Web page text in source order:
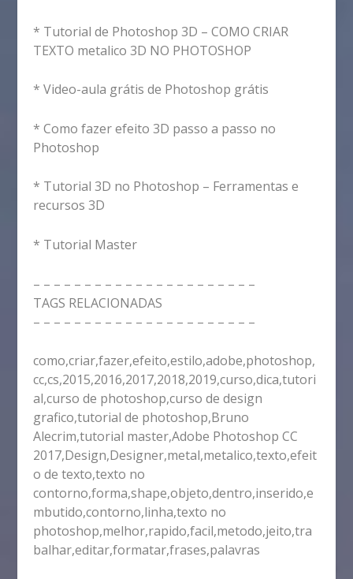
* Tutorial de Photoshop 3D – COMO CRIAR
TEXTO metalico 3D NO PHOTOSHOP
* Video-aula grátis de Photoshop grátis
* Como fazer efeito 3D passo a passo no
Photoshop
* Tutorial 3D no Photoshop – Ferramentas e
recursos 3D
* Tutorial Master
– – – – – – – – – – – – – – – – – – – – – –
TAGS RELACIONADAS
– – – – – – – – – – – – – – – – – – – – – –
como,criar,fazer,efeito,estilo,adobe,photoshop,
cc,cs,2015,2016,2017,2018,2019,curso,dica,tutori
al,curso de photoshop,curso de design
grafico,tutorial de photoshop,Bruno
Alecrim,tutorial master,Adobe Photoshop CC
2017,Design,Designer,metal,metalico,texto,efeit
o de texto,texto no
contorno,forma,shape,objeto,dentro,inserido,e
mbutido,contorno,linha,texto no
photoshop,melhor,rapido,facil,metodo,jeito,tra
balhar,editar,formatar,frases,palavras